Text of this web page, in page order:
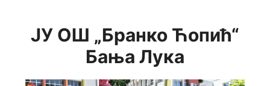
contentЈУ ОШ „Бранко Ћопић“
Бања Лука